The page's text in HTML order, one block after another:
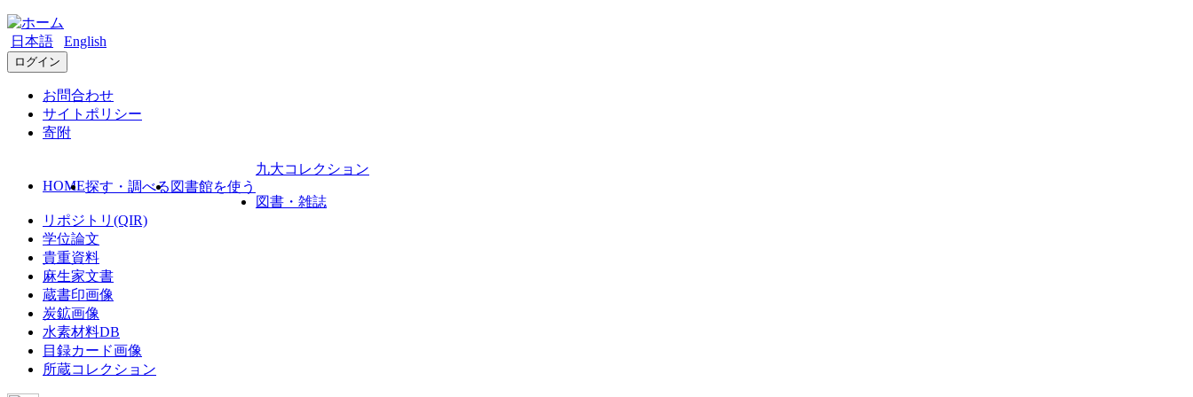
日本語 English
ログイン
お問合わせ
サイトポリシー
寄附
HOME探す・調べる 図書館を使う
九大コレクション
図書・雑誌
リポジトリ(QIR)
学位論文
貴重資料
麻生家文書
蔵書印画像
炭鉱画像
水素材料DB
目録カード画像
所蔵コレクション